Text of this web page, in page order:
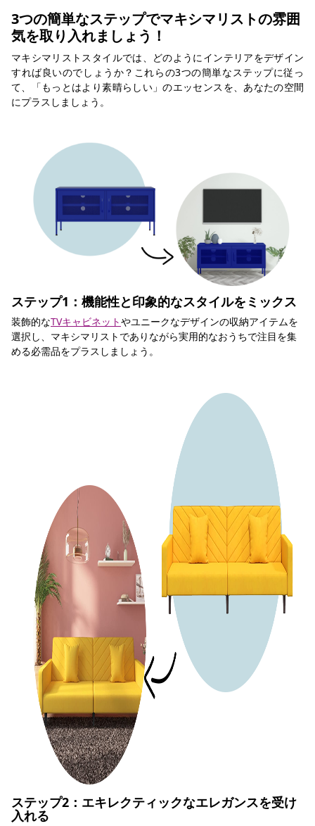
3つの簡単なステップでマキシマリストの雰囲
気を取り入れましょう！
マキシマリストスタイルでは、どのようにインテリアをデザイン
すれば良いのでしょうか？これらの3つの簡単なステップに従っ
て、「もっとはより素晴らしい」のエッセンスを、あなたの空間
にプラスしましょう。
ステップ1：機能性と印象的なスタイルをミックス
装飾的なTVキャビネットやユニークなデザインの収納アイテムを
選択し、マキシマリストでありながら実用的なおうちで注目を集
める必需品をプラスしましょう。
ステップ2：エキレクティックなエレガンスを受け
入れる